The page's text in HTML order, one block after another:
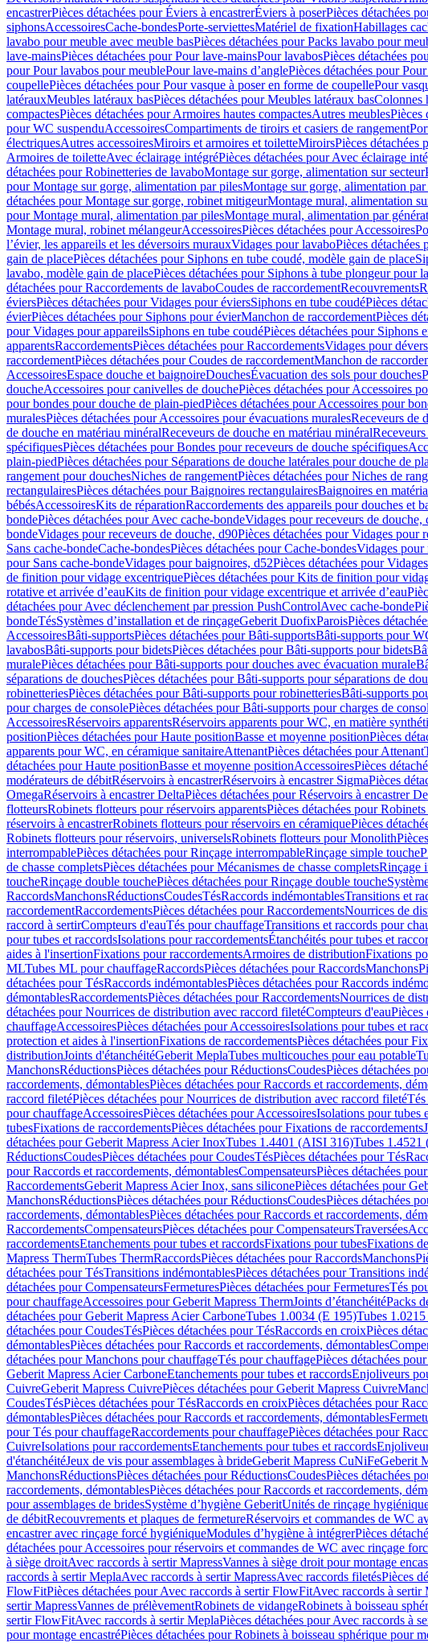
encastrerPièces détachées pour Éviers à encastrerÉviers à poserPièces détachées
siphonsAccessoiresCache-bondesPorte-serviettesMatériel de fixationHabillages
lavabo pour meuble avec meuble basPièces détachées pour Packs lavabo pour
lave-mainsPièces détachées pour Pour lave-mainsPour lavabosPièces détachées
pour Pour lavabos pour meublePour lave-mains d’anglePièces détachées pour
coupellePièces détachées pour Pour vasque à poser en forme de coupellePour
latérauxMeubles latéraux basPièces détachées pour Meubles latéraux basColonnes
compactesPièces détachées pour Armoires hautes compactesAutres meublesPièces
pour WC suspenduAccessoiresCompartiments de tiroirs et casiers de rangement
électriquesAutres accessoiresMiroirs et armoires et toiletteMiroirsPièces détachées
Armoires de toiletteAvec éclairage intégréPièces détachées pour Avec éclairage
détachées pour Robinetteries de lavaboMontage sur gorge, alimentation sur secteur
pour Montage sur gorge, alimentation par pilesMontage sur gorge, alimentation par
détachées pour Montage sur gorge, robinet mitigeurMontage mural, alimentation
pour Montage mural, alimentation par pilesMontage mural, alimentation par
Montage mural, robinet mélangeurAccessoiresPièces détachées pour Accessoires
l’évier, les appareils et les déversoirs murauxVidages pour lavaboPièces détachées
gain de placePièces détachées pour Siphons en tube coudé, modèle gain de place
lavabo, modèle gain de placePièces détachées pour Siphons à tube plongeur pour
détachées pour Raccordements de lavaboCoudes de raccordementRecouvrements
éviersPièces détachées pour Vidages pour éviersSiphons en tube coudéPièces
évierPièces détachées pour Siphons pour évierManchon de raccordementPièces
pour Vidages pour appareilsSiphons en tube coudéPièces détachées pour Siphons
apparentsRaccordementsPièces détachées pour RaccordementsVidages pour
raccordementPièces détachées pour Coudes de raccordementManchon de
AccessoiresEspace douche et baignoireDouchesÉvacuation des sols pour douches
doucheAccessoires pour canivelles de douchePièces détachées pour Accessoires
pour bondes pour douche de plain-piedPièces détachées pour Accessoires pour
muralesPièces détachées pour Accessoires pour évacuations muralesReceveurs de
de douche en matériau minéralReceveurs de douche en matériau minéral
spécifiquesPièces détachées pour Bondes pour receveurs de douche spécifiques
plain-piedPièces détachées pour Séparations de douche latérales pour douche de
rangement pour douchesNiches de rangementPièces détachées pour Niches de
rectangulairesPièces détachées pour Baignoires rectangulairesBaignoires en
bébésAccessoiresKits de réparationRaccordements des appareils pour douches et
bondePièces détachées pour Avec cache-bondeVidages pour receveurs de douche,
bondeVidages pour receveurs de douche, d90Pièces détachées pour Vidages pour
Sans cache-bondeCache-bondesPièces détachées pour Cache-bondesVidages pour
pour Sans cache-bondeVidages pour baignoires, d52Pièces détachées pour
de finition pour vidage excentriquePièces détachées pour Kits de finition pour
rotative et arrivée d’eauKits de finition pour vidage excentrique et arrivée d’eau
détachées pour Avec déclenchement par pression PushControlAvec cache-bonde
bondeTésSystèmes d’installation et de rinçageGeberit DuofixParoisPièces
AccessoiresBâti-supportsPièces détachées pour Bâti-supportsBâti-supports pour
lavabosBâti-supports pour bidetsPièces détachées pour Bâti-supports pour bidets
muralePièces détachées pour Bâti-supports pour douches avec évacuation murale
séparations de douchesPièces détachées pour Bâti-supports pour séparations de
robinetteriesPièces détachées pour Bâti-supports pour robinetteriesBâti-supports
pour charges de consolePièces détachées pour Bâti-supports pour charges de
AccessoiresRéservoirs apparentsRéservoirs apparents pour WC, en matière
positionPièces détachées pour Haute positionBasse et moyenne positionPièces
apparents pour WC, en céramique sanitaireAttenantPièces détachées pour Attenant
détachées pour Haute positionBasse et moyenne positionAccessoiresPièces
modérateurs de débitRéservoirs à encastrerRéservoirs à encastrer SigmaPièces
OmegaRéservoirs à encastrer DeltaPièces détachées pour Réservoirs à encastrer
flotteursRobinets flotteurs pour réservoirs apparentsPièces détachées pour
réservoirs à encastrerRobinets flotteurs pour réservoirs en céramiquePièces
Robinets flotteurs pour réservoirs, universelsRobinets flotteurs pour Monolith
interrompablePièces détachées pour Rinçage interrompableRinçage simple touche
de chasse completsPièces détachées pour Mécanismes de chasse completsRinçage
toucheRinçage double touchePièces détachées pour Rinçage double touche
RaccordsManchonsRéductionsCoudesTésRaccords indémontablesTransitions et
raccordementRaccordementsPièces détachées pour RaccordementsNourrices de
raccord à sertirCompteurs d'eauTés pour chauffageTransitions et raccords pour
pour tubes et raccordsIsolations pour raccordementsÉtanchéités pour tubes et
aides à l'insertionFixations pour raccordementsArmoires de distributionFixations
MLTubes ML pour chauffageRaccordsPièces détachées pour RaccordsManchons
détachées pour TésRaccords indémontablesPièces détachées pour Raccords
démontablesRaccordementsPièces détachées pour RaccordementsNourrices de
détachées pour Nourrices de distribution avec raccord filetéCompteurs d'eauPièces
chauffageAccessoiresPièces détachées pour AccessoiresIsolations pour tubes et
protection et aides à l'insertionFixations de raccordementsPièces détachées pour
distributionJoints d'étanchéitéGeberit MeplaTubes multicouches pour eau potable
ManchonsRéductionsPièces détachées pour RéductionsCoudesPièces détachées
raccordements, démontablesPièces détachées pour Raccords et raccordements,
raccord filetéPièces détachées pour Nourrices de distribution avec raccord fileté
pour chauffageAccessoiresPièces détachées pour AccessoiresIsolations pour tubes
tubesFixations de raccordementsPièces détachées pour Fixations de raccordements
détachées pour Geberit Mapress Acier InoxTubes 1.4401 (AISI 316)Tubes
RéductionsCoudesPièces détachées pour CoudesTésPièces détachées pour Tés
pour Raccords et raccordements, démontablesCompensateursPièces détachées
RaccordementsGeberit Mapress Acier Inox, sans siliconePièces détachées pour
ManchonsRéductionsPièces détachées pour RéductionsCoudesPièces détachées
raccordements, démontablesPièces détachées pour Raccords et raccordements,
RaccordementsCompensateursPièces détachées pour CompensateursTraversées
raccordementsEtanchements pour tubes et raccordsFixations pour tubesFixations
Mapress ThermTubes ThermRaccordsPièces détachées pour RaccordsManchons
détachées pour TésTransitions indémontablesPièces détachées pour Transitions
détachées pour CompensateursFermeturesPièces détachées pour FermeturesTés
pour chauffageAccessoires pour Geberit Mapress ThermJoints d’étanchéitéPacks
détachées pour Geberit Mapress Acier CarboneTubes 1.0034 (E 195)Tubes
détachées pour CoudesTésPièces détachées pour TésRaccords en croixPièces
démontablesPièces détachées pour Raccords et raccordements, démontables
détachées pour Manchons pour chauffageTés pour chauffagePièces détachées
Geberit Mapress Acier CarboneEtanchements pour tubes et raccordsEnjoliveurs
CuivreGeberit Mapress CuivrePièces détachées pour Geberit Mapress Cuivre
CoudesTésPièces détachées pour TésRaccords en croixPièces détachées pour
démontablesPièces détachées pour Raccords et raccordements, démontables
pour Tés pour chauffageRaccordements pour chauffagePièces détachées pour
CuivreIsolations pour raccordementsEtanchements pour tubes et raccords
d'étanchéitéJeux de vis pour assemblages à brideGeberit Mapress CuNiFeGeberit
ManchonsRéductionsPièces détachées pour RéductionsCoudesPièces détachées
raccordements, démontablesPièces détachées pour Raccords et raccordements,
pour assemblages de bridesSystème d’hygiène GeberitUnités de rinçage
de débitRecouvrements et plaques de fermetureRéservoirs et commandes de WC
encastrer avec rinçage forcé hygiéniqueModules d’hygiène à intégrerPièces
détachées pour Accessoires pour réservoirs et commandes de WC avec rinçage
à siège droitAvec raccords à sertir MapressVannes à siège droit pour montage
raccords à sertir MeplaAvec raccords à sertir MapressAvec raccords filetésPièces
FlowFitPièces détachées pour Avec raccords à sertir FlowFitAvec raccords à sertir
sertir MapressVannes de prélèvementRobinets de vidangeRobinets à boisseau
sertir FlowFitAvec raccords à sertir MeplaPièces détachées pour Avec raccords à
pour montage encastréPièces détachées pour Robinets à boisseau sphérique pour